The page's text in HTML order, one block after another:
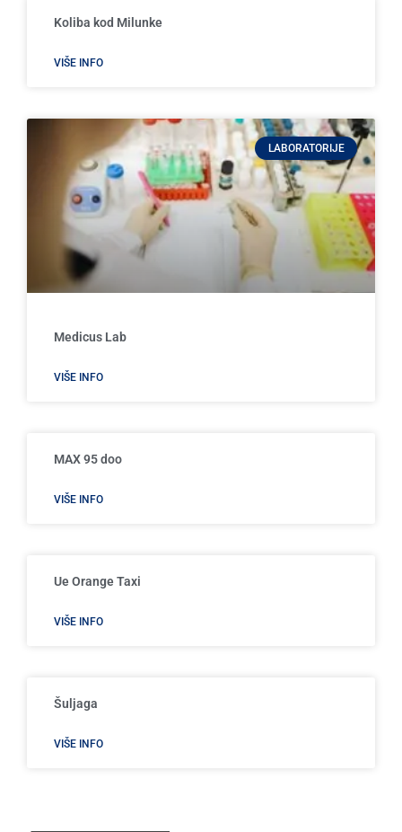
Koliba kod Milunke
VIŠE INFO
LABORATORIJE
Medicus Lab
VIŠE INFO
MAX 95 doo
VIŠE INFO
Ue Orange Taxi
VIŠE INFO
Šuljaga
VIŠE INFO